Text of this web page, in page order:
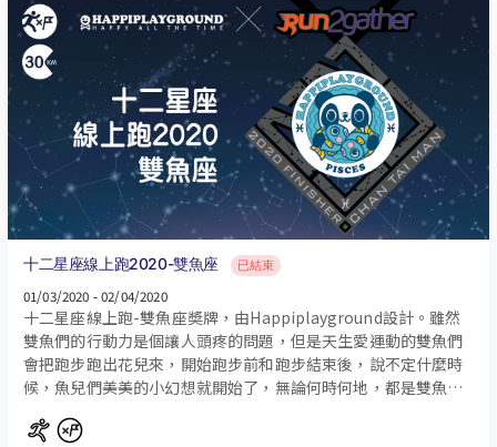
十二星座線上跑2020-雙魚座 已結束
01/03/2020 - 02/04/2020
十二星座線上跑-雙魚座奬牌，由Happiplayground設計。雖然
雙魚們的行動力是個讓人頭疼的問題，但是天生愛運動的雙魚們
會把跑步跑出花兒來，開始跑步前和跑步結束後，說不定什麼時
候，魚兒們美美的小幻想就開始了，無論何時何地，都是雙魚跑